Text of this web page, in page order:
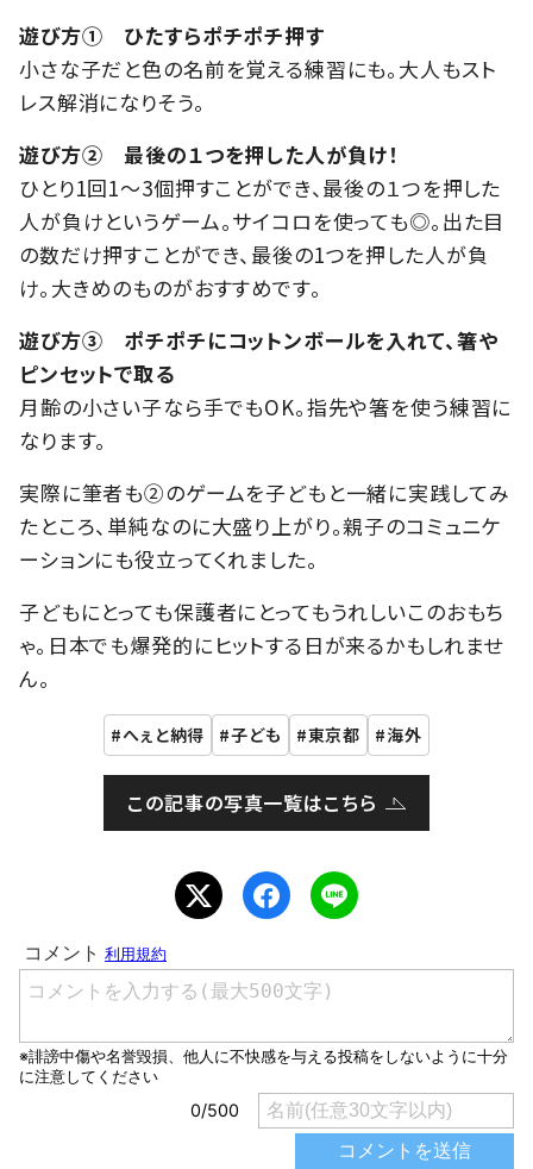
遊び方① ひたすらポチポチ押す
小さな子だと色の名前を覚える練習にも。大人もスト
レス解消になりそう。
遊び方② 最後の１つを押した人が負け！
ひとり1回1〜3個押すことができ、最後の１つを押した
人が負けというゲーム。サイコロを使っても◎。出た目
の数だけ押すことができ、最後の1つを押した人が負
け。大きめのものがおすすめです。
遊び方③ ポチポチにコットンボールを入れて、箸や
ピンセットで取る
月齢の小さい子なら手でもOK。指先や箸を使う練習に
なります。
実際に筆者も②のゲームを子どもと一緒に実践してみ
たところ、単純なのに大盛り上がり。親子のコミュニケ
ーションにも役立ってくれました。
子どもにとっても保護者にとってもうれしいこのおもち
ゃ。日本でも爆発的にヒットする日が来るかもしれませ
ん。
へぇと納得 子ども 東京都 海外
この記事の写真一覧はこちら